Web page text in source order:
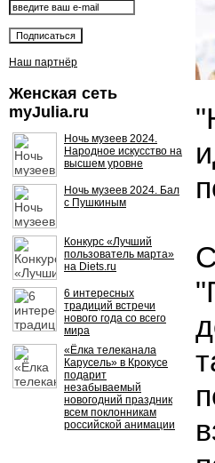
Наш партнёр
Женская сеть
myJulia.ru
Ночь музеев 2024.
Народное искусство на
высшем уровне
Ночь музеев 2024. Бал
с Пушкиным
Конкурс «Лучший
пользователь марта»
на Diets.ru
6 интересных
традиций встречи
нового года со всего
мира
«Ёлка телеканала
Карусель» в Крокусе
подарит
незабываемый
новогодний праздник
всем поклонникам
российской анимации